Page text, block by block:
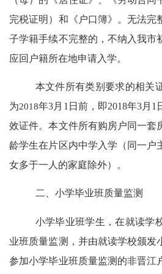
完税证明）和《户口簿》。无法完
子学籍手续不完整的，不纳入我市
应回户籍所在地申请入学。
本文件所有类别要求的相关
为2018年3月 1 日前，即2018年3月 1
效证件。本文件所有购房户同一套
龄学生在片区内中学入学（同一户
女多于一人的家庭除外）。
二、小学毕业班质量监测
小学毕业班学生，在就读学
业班质量监测，并由就读学校颁发
参加小学毕业班质量监测的非晋江